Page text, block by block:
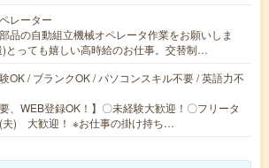
レーター
品の自動組立機械オペレータ作業をお願いしま
)とっても嬉しい高時給のお仕事。交替制…
OK / ブランクOK / パソコンスキル不要 / 英語力不
要、WEB登録OK！】〇未経験大歓迎！〇フリータ
夫) 大歓迎！ ※お仕事の掛け持ち…